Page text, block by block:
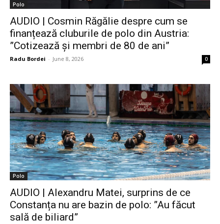
Polo
AUDIO | Cosmin Răgălie despre cum se
finanțează cluburile de polo din Austria:
”Cotizează și membri de 80 de ani”
Radu Bordei - June 8, 2026 0
Polo
AUDIO | Alexandru Matei, surprins de ce
Constanța nu are bazin de polo: ”Au făcut
sală de biliard”